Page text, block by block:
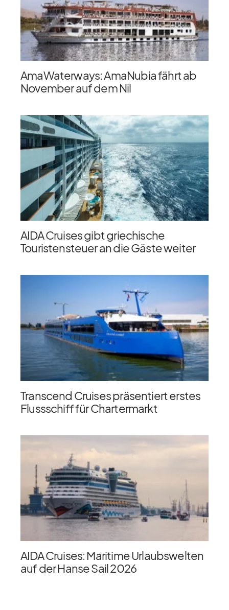
AmaWaterways: AmaNubia fährt ab
November auf dem Nil
AIDA Cruises gibt griechische
Touristensteuer an die Gäste weiter
Transcend Cruises präsentiert erstes
Flussschiff für Chartermarkt
AIDA Cruises: Maritime Urlaubswelten
auf der Hanse Sail 2026